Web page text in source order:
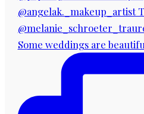
Some weddings are